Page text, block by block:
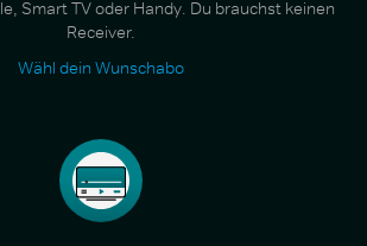
Smart TV oder Handy. Du brauchst keinen
Receiver.
Wähl dein Wunschabo